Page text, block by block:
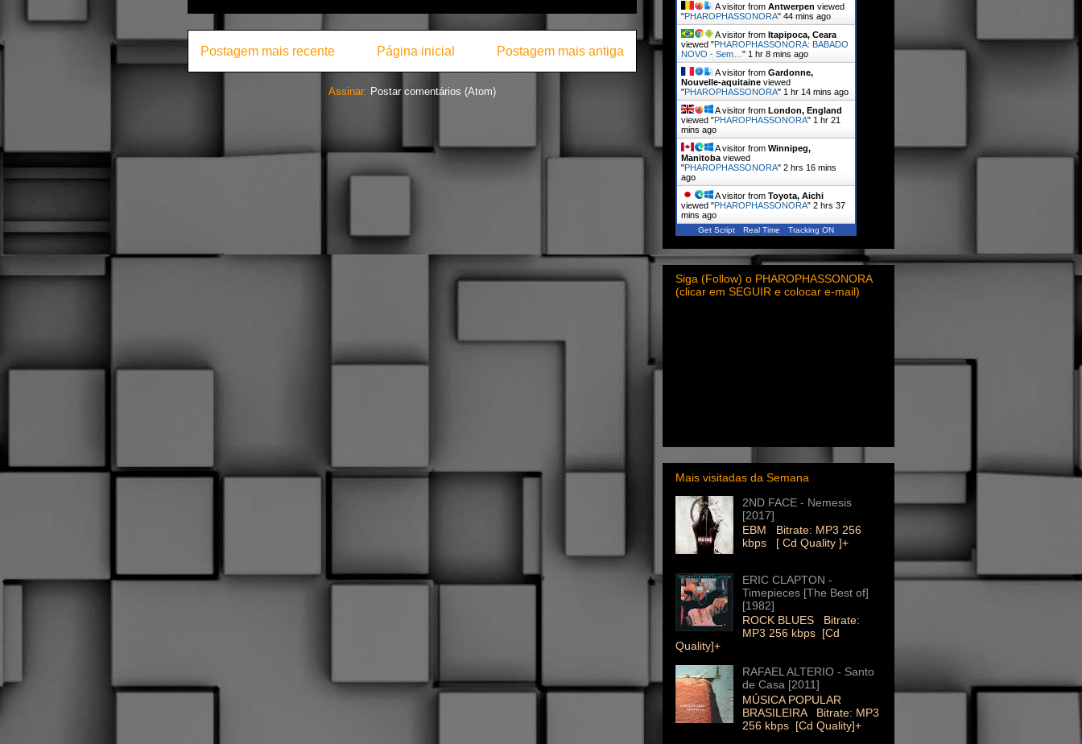
Postagem mais recente Postagem mais antiga
Página inicial
Assinar: Postar comentários (Atom)
A visitor from Antwerpen viewed
"PHAROPHASSONORA" 44 mins ago
A visitor from Itapipoca, Ceara
viewed "PHAROPHASSONORA: BABADO
NOVO - Sem… " 1 hr 8 mins ago
A visitor from Gardonne,
Nouvelle-aquitaine viewed
"PHAROPHASSONORA" 1 hr 14 mins ago
A visitor from London, England
viewed "PHAROPHASSONORA" 1 hr 21
mins ago
A visitor from Winnipeg,
Manitoba viewed
"PHAROPHASSONORA" 2 hrs 16 mins
ago
A visitor from Toyota, Aichi
viewed "PHAROPHASSONORA" 2 hrs 37
mins ago
Get Script Real Time Tracking ON
Siga (Follow) o PHAROPHASSONORA
(clicar em SEGUIR e colocar e-mail)
Mais visitadas da Semana
2ND FACE - Nemesis
[2017]
EBM Bitrate: MP3 256
kbps [ Cd Quality ]+
ERIC CLAPTON -
Timepieces [The Best of]
[1982]
ROCK BLUES Bitrate:
MP3 256 kbps [Cd
Quality]+
RAFAEL ALTERIO - Santo
de Casa [2011]
MÚSICA POPULAR
BRASILEIRA Bitrate: MP3
256 kbps [Cd Quality]+